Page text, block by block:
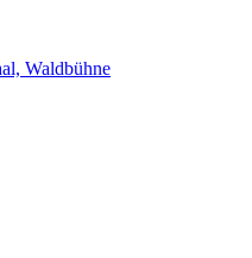
Waldbühne